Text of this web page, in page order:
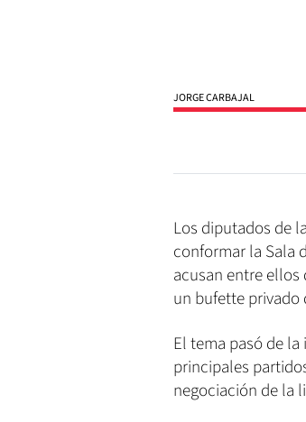
JORGE CARBAJAL
Los diputados de
conformar la Sala
acusan entre
un bufette privado
El tema pasó de
principales
negociación de la